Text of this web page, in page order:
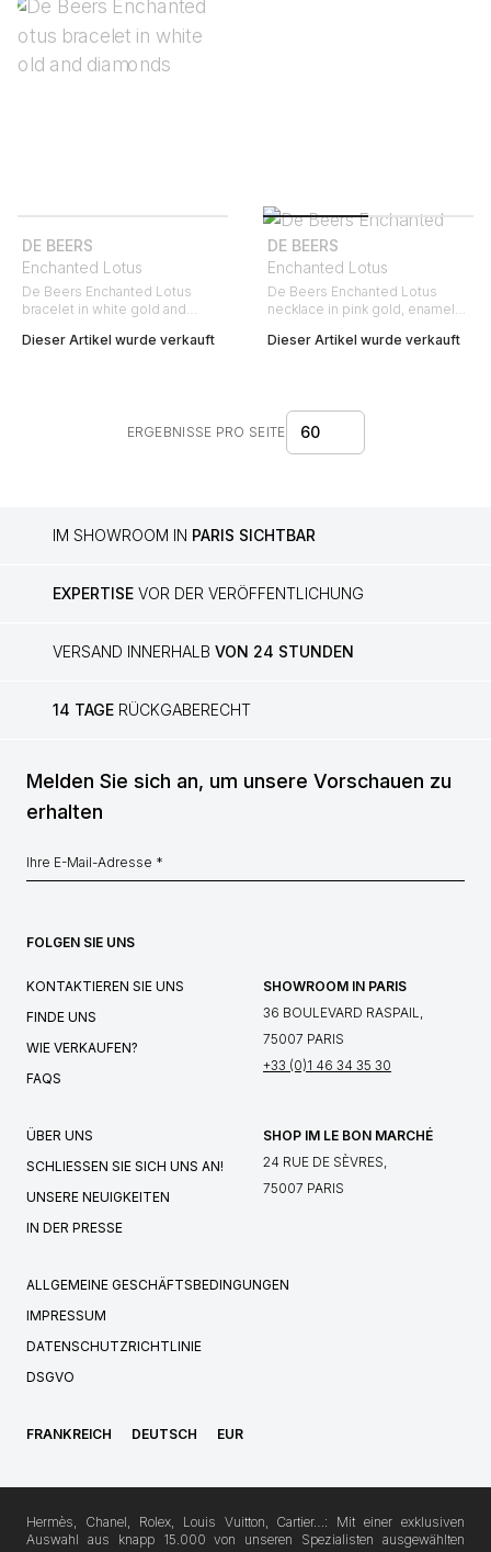
DE BEERS
Enchanted Lotus
De Beers Enchanted Lotus
bracelet in white gold and
Dieser Artikel wurde verkauft
DE BEERS
Enchanted Lotus
De Beers Enchanted Lotus
necklace in pink gold, enamel
Dieser Artikel wurde verkauft
ERGEBNISSE PRO SEITE 60
IM SHOWROOM IN PARIS SICHTBAR
EXPERTISE VOR DER VERÖFFENTLICHUNG
VERSAND INNERHALB VON 24 STUNDEN
14 TAGE RÜCKGABERECHT
Melden Sie sich an, um unsere Vorschauen zu
erhalten
FOLGEN SIE UNS
KONTAKTIEREN SIE UNS
FINDE UNS
WIE VERKAUFEN?
FAQS
SHOWROOM IN PARIS
36 BOULEVARD RASPAIL,
75007 PARIS
+33 (0)1 46 34 35 30
ÜBER UNS
SCHLIESSEN SIE SICH UNS AN!
UNSERE NEUIGKEITEN
IN DER PRESSE
SHOP IM LE BON MARCHÉ
24 RUE DE SÈVRES,
75007 PARIS
ALLGEMEINE GESCHÄFTSBEDINGUNGEN
IMPRESSUM
DATENSCHUTZRICHTLINIE
DSGVO
FRANKREICH DEUTSCH EUR
Hermès, Chanel, Rolex, Louis Vuitton, Cartier…: Mit einer exklusiven
Auswahl aus knapp 15.000 von unseren Spezialisten ausgewählten